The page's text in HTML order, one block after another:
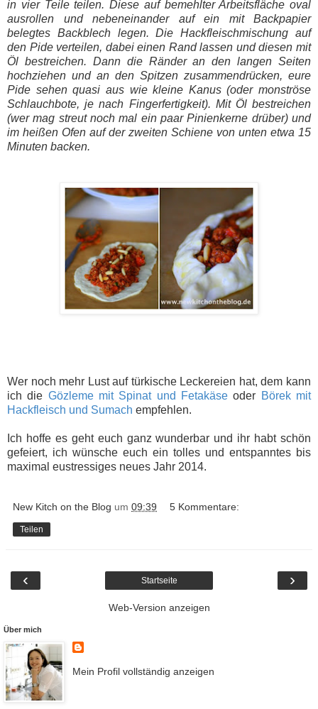
in vier Teile teilen. Diese auf bemehlter Arbeitsfläche oval
ausrollen und nebeneinander auf ein mit Backpapier
belegtes Backblech legen. Die Hackfleischmischung auf
den Pide verteilen, dabei einen Rand lassen und diesen mit
Öl bestreichen. Dann die Ränder an den langen Seiten
hochziehen und an den Spitzen zusammendrücken, eure
Pide sehen quasi aus wie kleine Kanus (oder monströse
Schlauchbote, je nach Fingerfertigkeit). Mit Öl bestreichen
(wer mag streut noch mal ein paar Pinienkerne drüber) und
im heißen Ofen auf der zweiten Schiene von unten etwa 15
Minuten backen.
Wer noch mehr Lust auf türkische Leckereien hat, dem kann
ich die Gözleme mit Spinat und Fetakäse oder Börek mit
Hackfleisch und Sumach empfehlen.
Ich hoffe es geht euch ganz wunderbar und ihr habt schön
gefeiert, ich wünsche euch ein tolles und entspanntes bis
maximal eustressiges neues Jahr 2014.
New Kitch on the Blog um 09:39 5 Kommentare:
Teilen
‹ ›
Startseite
Web-Version anzeigen
Über mich
Mein Profil vollständig anzeigen